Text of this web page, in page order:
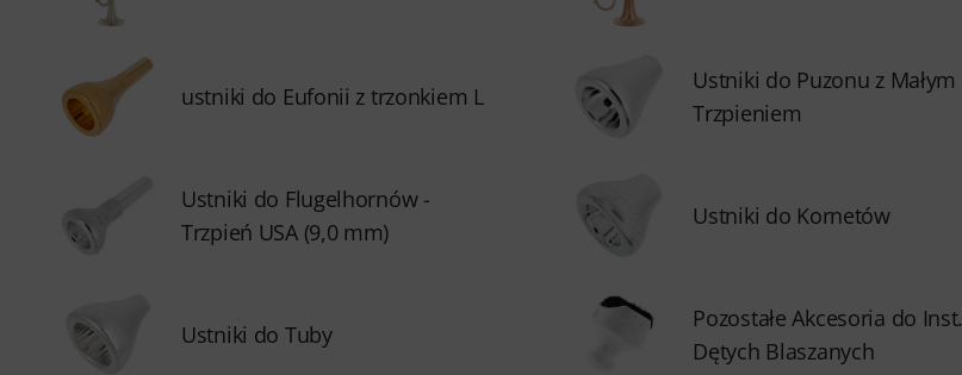
ustniki do Eufonii z trzonkiem L
Ustniki do Puzonu z Małym
Trzpieniem
Ustniki do Flugelhornów -
Trzpień USA (9,0 mm)
Ustniki do Kornetów
Ustniki do Tuby
Pozostałe Akcesoria do Inst.
Dętych Blaszanych